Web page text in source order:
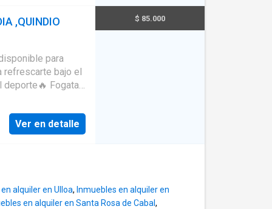
de vivir en
todas las
opciones para
Un lugar
puro y conexión
4
,QUINDIO
para
bajo el
deporte🔥 Fogata
de billar para
min de
Ver en detalle
$ 85.000
alquiler en Ulloa, Inmuebles en alquiler en
en alquiler en Santa Rosa de Cabal ,